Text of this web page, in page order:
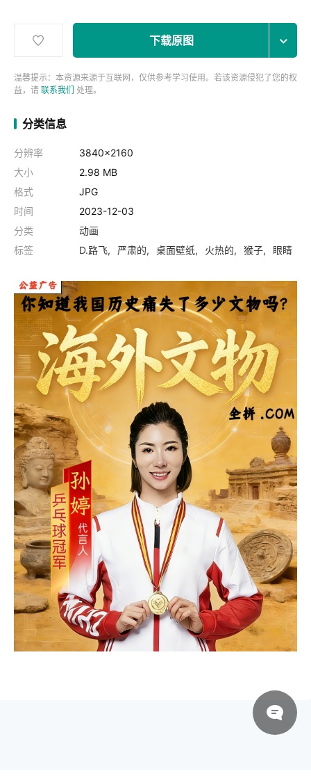
下载原图
温馨提示：本资源来源于互联网，仅供参考学习使用。若该资源侵犯了您的权
益，请 联系我们 处理。
分类信息
分辨率
3840x2160
大小
2.98 MB
格式
JPG
时间
2023-12-03
分类
动画
标签
D.路飞 严肃的 桌面壁纸 火热的 猴子 眼睛